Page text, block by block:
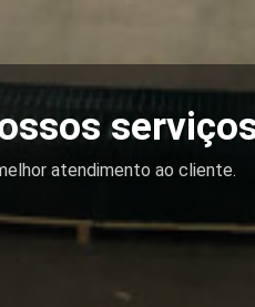
atendimento ao cliente.